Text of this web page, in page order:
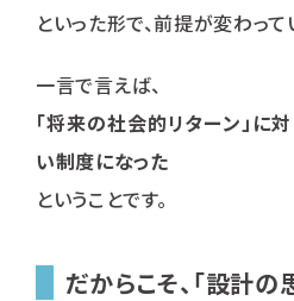
といった形で、前提が変わって
一言で言えば、
「将来の社会的リターン」に
い制度になった
ということです。
だからこそ、「設計